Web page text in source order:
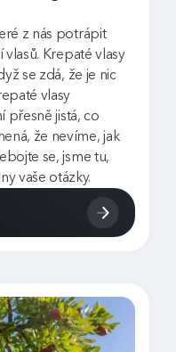
z nás potrápit
Krepaté vlasy
se zdá, že je nic
vlasy
přesně jistá, co
že nevíme, jak
se, jsme tu,
vaše otázky.